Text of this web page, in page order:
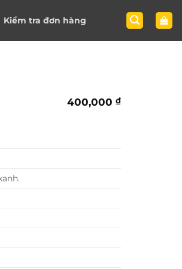
Kiểm tra đơn hàng
400,000 ₫